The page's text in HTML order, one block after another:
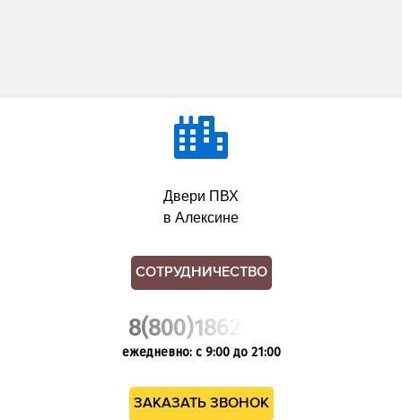
Двери ПВХ
в Алексине
СОТРУДНИЧЕСТВО
8(800)1862102
ежедневно: с 9:00 до 21:00
ЗАКАЗАТЬ ЗВОНОК